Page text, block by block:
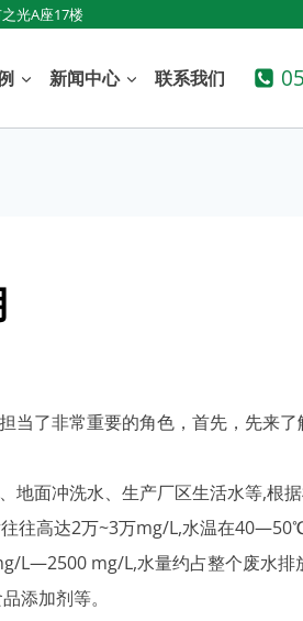
光A座17楼
新闻中心 联系我们
了非常重要的角色，首先，先来了
面冲洗水、生产厂区生活水等,根
往高达2万~3万mg/L,水温在
L—2500 mg/L,水量约占整个废水排
添加剂等。